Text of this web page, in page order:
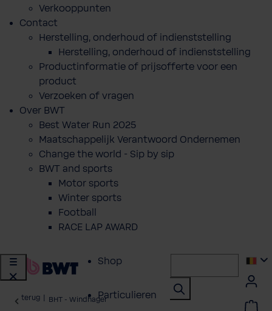
Verkooppunten
Contact
Herstelling, onderhoud of indienststelling
Herstelling, onderhoud of indienststelling
Productinformatie of prijsofferte voor een
product
Verzoeken of vragen
Over BWT
Best Water Run 2025
Maatschappelijk Verantwoord Ondernemen
Change the world - Sip by sip
BWT and sports
Motor sports
Winter sports
Football
RACE LAP AWARD
Shop
Particulieren
terug BHT - Windhager